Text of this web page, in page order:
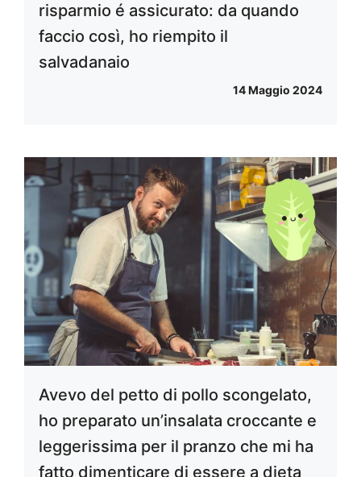
risparmio é assicurato: da quando
faccio così, ho riempito il
salvadanaio
14 Maggio 2024
Avevo del petto di pollo scongelato,
ho preparato un’insalata croccante e
leggerissima per il pranzo che mi ha
fatto dimenticare di essere a dieta